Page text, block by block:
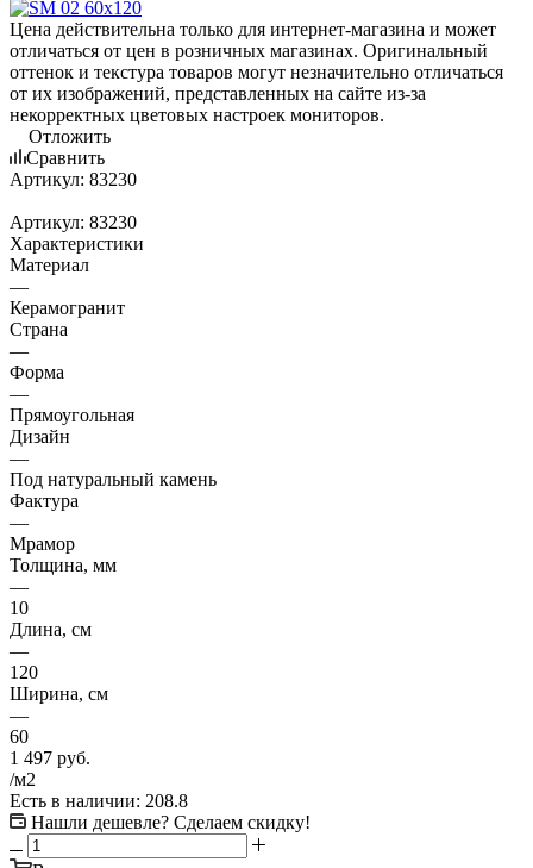
Цена действительна только для интернет-магазина и может
отличаться от цен в розничных магазинах. Оригинальный
оттенок и текстура товаров могут незначительно отличаться
от их изображений, представленных на сайте из-за
некорректных цветовых настроек мониторов.
Отложить
Сравнить
Артикул: 83230
Артикул: 83230
Характеристики
Материал
—
Керамогранит
Страна
—
Форма
—
Прямоугольная
Дизайн
—
Под натуральный камень
Фактура
—
Мрамор
Толщина, мм
—
10
Длина, см
—
120
Ширина, см
—
60
1 497 руб.
/м2
Есть в наличии: 208.8
Нашли дешевле? Сделаем скидку!